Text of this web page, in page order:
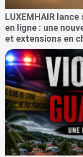
LUXEMHAIR
en ligne : une
et extensions en